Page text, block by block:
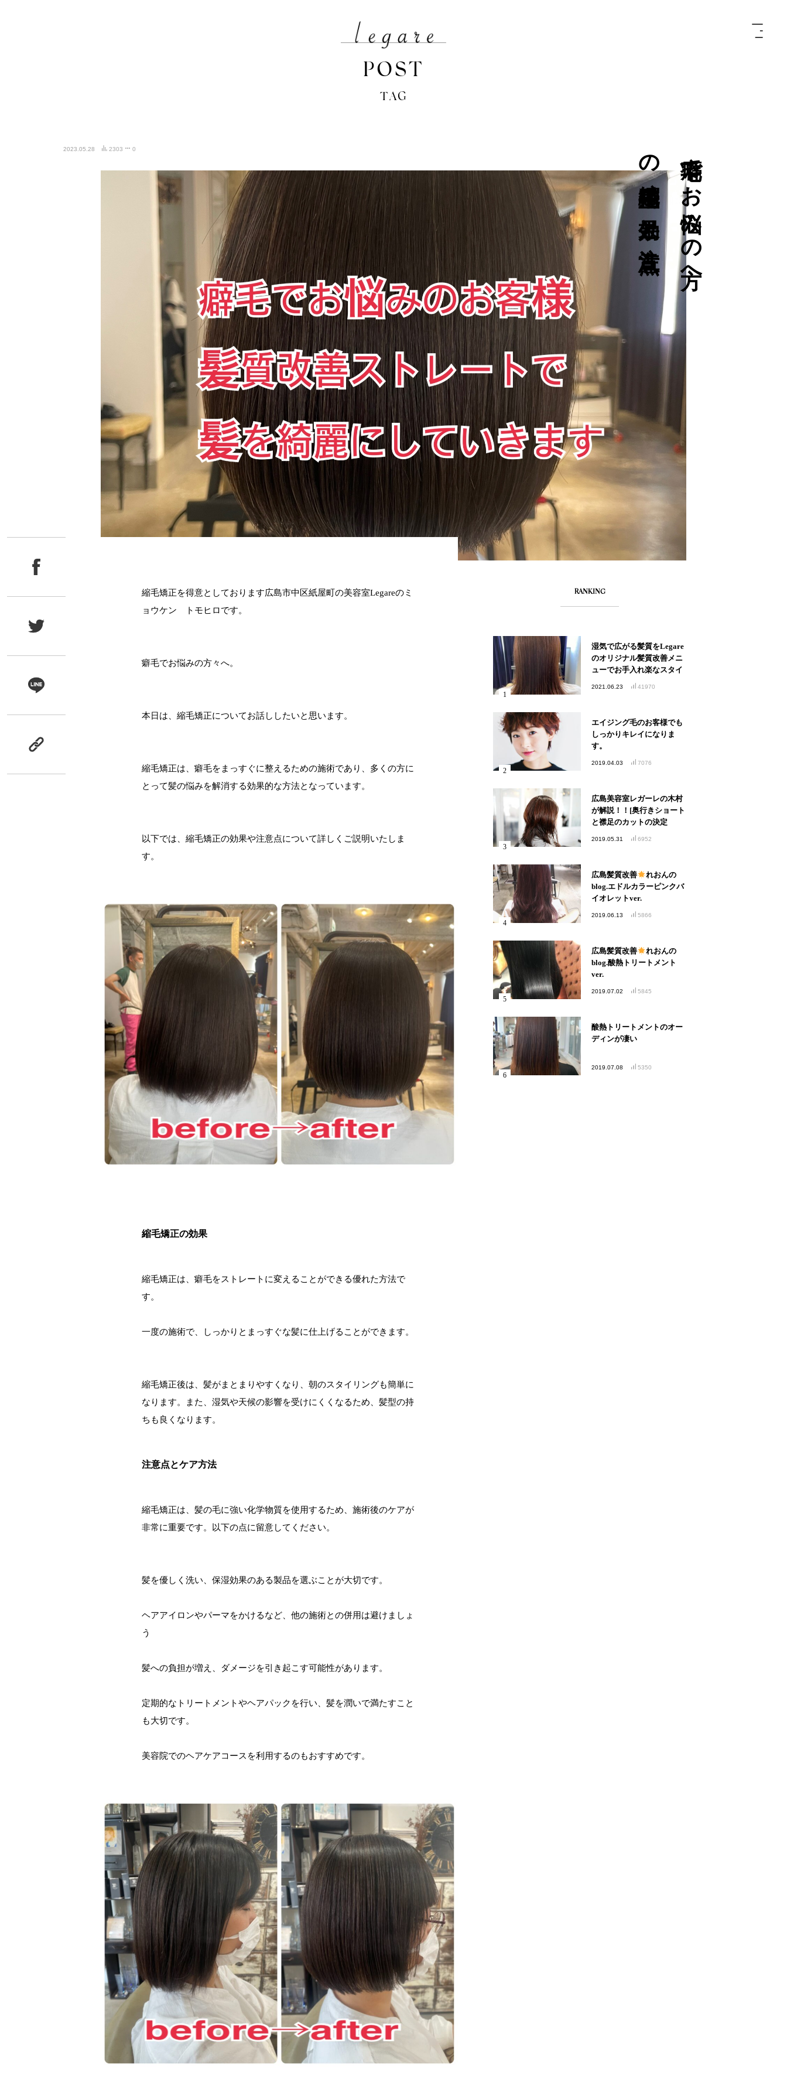
POST
TAG
2023.05.28 2303 0 癖
毛
で
お
悩
み
の
方
へ
の
縮
毛
矯
正
の
効
果
と
注
意
点
縮毛矯正を得意としております広島市中区紙屋町の美容室Legareのミ
ョウケン トモヒロです。
癖毛でお悩みの方々へ。
本日は、縮毛矯正についてお話ししたいと思います。
縮毛矯正は、癖毛をまっすぐに整えるための施術であり、多くの方に
とって髪の悩みを解消する効果的な方法となっています。
以下では、縮毛矯正の効果や注意点について詳しくご説明いたしま
す。
縮毛矯正の効果
縮毛矯正は、癖毛をストレートに変えることができる優れた方法で
す。
一度の施術で、しっかりとまっすぐな髪に仕上げることができます。
縮毛矯正後は、髪がまとまりやすくなり、朝のスタイリングも簡単に
なります。また、湿気や天候の影響を受けにくくなるため、髪型の持
ちも良くなります。
注意点とケア方法
縮毛矯正は、髪の毛に強い化学物質を使用するため、施術後のケアが
非常に重要です。以下の点に留意してください。
髪を優しく洗い、保湿効果のある製品を選ぶことが大切です。
ヘアアイロンやパーマをかけるなど、他の施術との併用は避けましょ
う
髪への負担が増え、ダメージを引き起こす可能性があります。
定期的なトリートメントやヘアパックを行い、髪を潤いで満たすこと
も大切です。
美容院でのヘアケアコースを利用するのもおすすめです。
RANKING
湿気で広がる髪質をLegare
のオリジナル髪質改善メニ
ューでお手入れ楽なスタイ
2021.06.23 41970
エイジング毛のお客様でも
しっかりキレイになりま
す。
2019.04.03 7076
広島美容室レガーレの木村
が解説！！[奥行きショート
と襟足のカットの決定
2019.05.31 6952
広島髪質改善
れおんの
blog.エドルカラーピンクバ
イオレットver.
2019.06.13 5866
広島髪質改善
れおんの
blog.酸熱トリートメント
ver.
2019.07.02 5845
酸熱トリートメントのオー
ディンが凄い
2019.07.08 5350